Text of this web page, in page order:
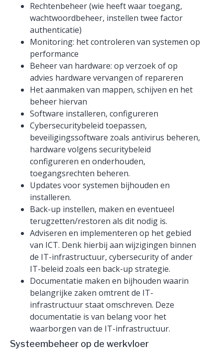
Rechtenbeheer (wie heeft waar toegang,
wachtwoordbeheer, instellen twee factor
authenticatie)
Monitoring: het controleren van systemen op
performance
Beheer van hardware: op verzoek of op
advies hardware vervangen of repareren
Het aanmaken van mappen, schijven en het
beheer hiervan
Software installeren, configureren
Cybersecuritybeleid toepassen,
beveiligingssoftware zoals antivirus beheren,
hardware volgens securitybeleid
configureren en onderhouden,
toegangsrechten beheren.
Updates voor systemen bijhouden en
installeren.
Back-up instellen, maken en eventueel
terugzetten/restoren als dit nodig is.
Adviseren en implementeren op het gebied
van ICT. Denk hierbij aan wijzigingen binnen
de IT-infrastructuur, cybersecurity of ander
IT-beleid zoals een back-up strategie.
Documentatie maken en bijhouden waarin
belangrijke zaken omtrent de IT-
infrastructuur staat omschreven. Deze
documentatie is van belang voor het
waarborgen van de IT-infrastructuur.
Systeembeheer op de werkvloer